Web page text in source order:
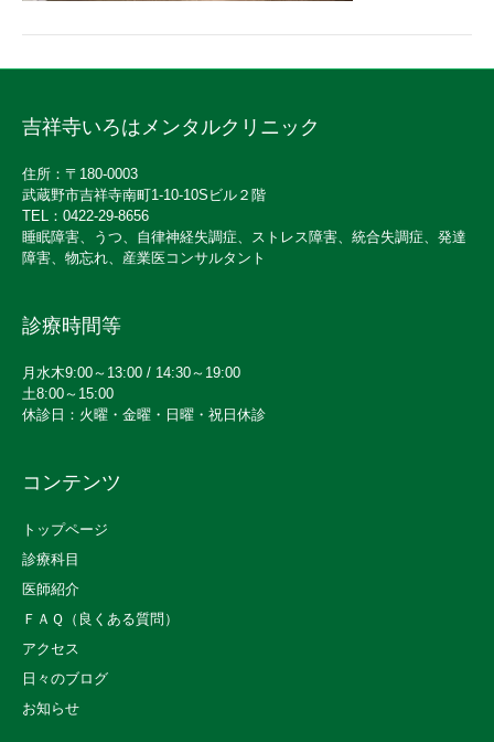
吉祥寺いろはメンタルクリニック
住所：〒180-0003
武蔵野市吉祥寺南町1-10-10Sビル２階
TEL：0422-29-8656
睡眠障害、うつ、自律神経失調症、ストレス障害、統合失調症、発達
障害、物忘れ、産業医コンサルタント
診療時間等
月水木9:00～13:00 / 14:30～19:00
土8:00～15:00
休診日：火曜・金曜・日曜・祝日休診
コンテンツ
トップページ
診療科目
医師紹介
ＦＡＱ（良くある質問）
アクセス
日々のブログ
お知らせ